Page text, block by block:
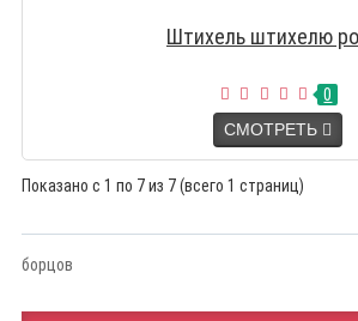
Штихель штихелю
0
СМОТРЕТЬ
Показано с 1 по 7 из 7 (всего 1 страниц)
борцов